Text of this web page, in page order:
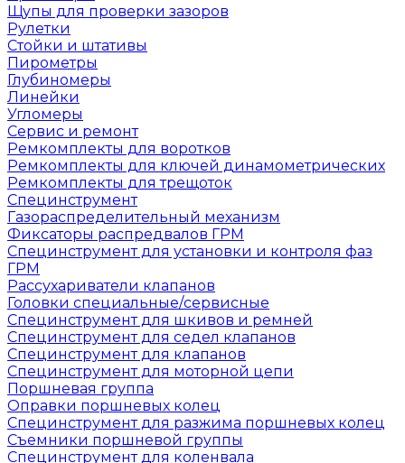
Щупы для проверки зазоров
Рулетки
Стойки и штативы
Пирометры
Глубиномеры
Линейки
Угломеры
Сервис и ремонт
Ремкомплекты для воротков
Ремкомплекты для ключей динамометрических
Ремкомплекты для трещоток
Специнструмент
Газораспределительный механизм
Фиксаторы распредвалов ГРМ
Специнструмент для установки и контроля фаз
ГРМ
Рассухариватели клапанов
Головки специальные/сервисные
Специнструмент для шкивов и ремней
Специнструмент для седел клапанов
Специнструмент для клапанов
Специнструмент для моторной цепи
Поршневая группа
Оправки поршневых колец
Специнструмент для разжима поршневых колец
Съемники поршневой группы
Специнструмент для коленвала